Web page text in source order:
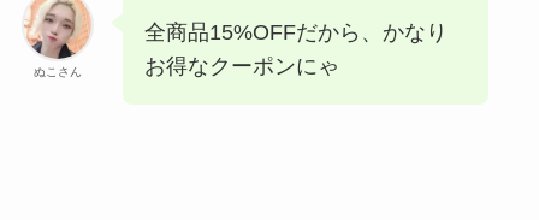
ぬこさん
全商品15%OFFだから、かなり
お得なクーポンにゃ